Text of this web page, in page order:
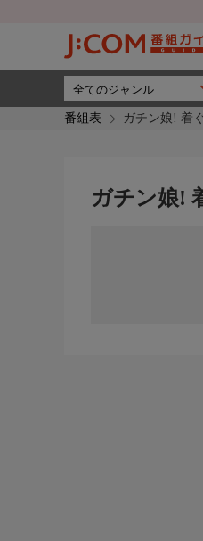
番組表 ガチン娘! 着
ガチン娘!